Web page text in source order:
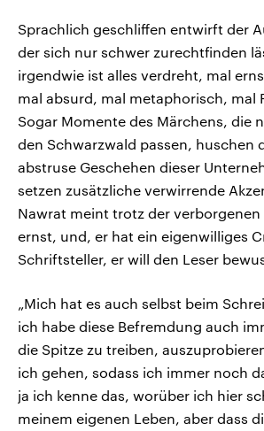
Sprachlich geschliffen entwirft der
der sich nur schwer zurechtfinden
irgendwie ist alles verdreht, mal
mal absurd, mal metaphorisch, mal
Sogar Momente des Märchens, die
den Schwarzwald passen, huschen
abstruse Geschehen dieser
setzen zusätzliche verwirrende
Nawrat meint trotz der verborgenen
ernst, und, er hat ein eigenwilliges
Schriftsteller, er will den Leser
„Mich hat es auch selbst beim
ich habe diese Befremdung auch
die Spitze zu treiben,
ich gehen, sodass ich immer noch
ja ich kenne das, worüber ich hier
meinem eigenen Leben, aber dass